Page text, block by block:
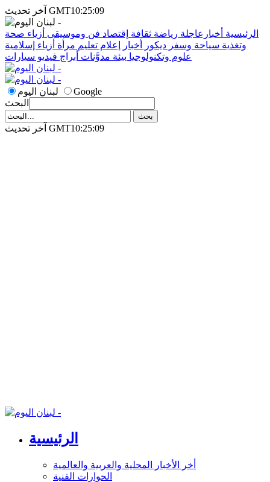
آخر تحديث GMT10:25:09
الرئيسية أخبارعاجلة رياضة ثقافة إقتصاد فن وموسيقى أزياء صحة
وتغذية سياحة وسفر ديكور أخبار إعلام تعليم مرأة أزياء إسلامية
علوم وتكنولوجيا بيئة مدوَّنات أبراج فيديو سيارات
لبنان اليوم
Google
البحث
آخر تحديث GMT10:25:09
الرئيسية
أخر الأخبار المحلية والعربية والعالمية
الحوارات الفنية